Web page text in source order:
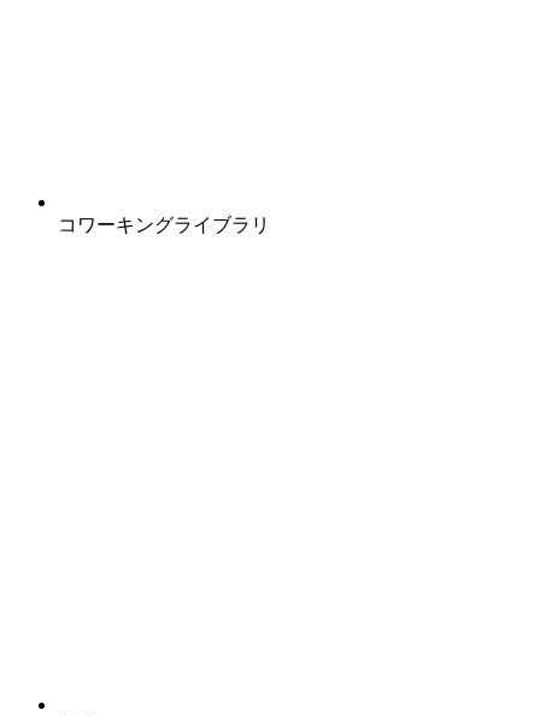
コワーキングライブラリ